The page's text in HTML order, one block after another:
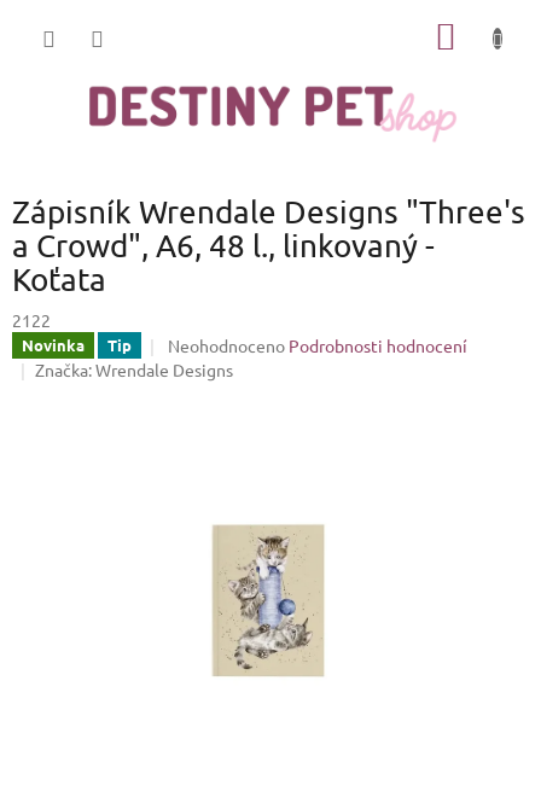
Zápisník Wrendale Designs "Three's
a Crowd", A6, 48 l., linkovaný -
Koťata
2122
Novinka Tip
Průměrné
hodnocení
Neohodnoceno Podrobnosti hodnocení
Značka:Wrendale Designs